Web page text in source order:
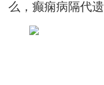
么，癫痫病隔代